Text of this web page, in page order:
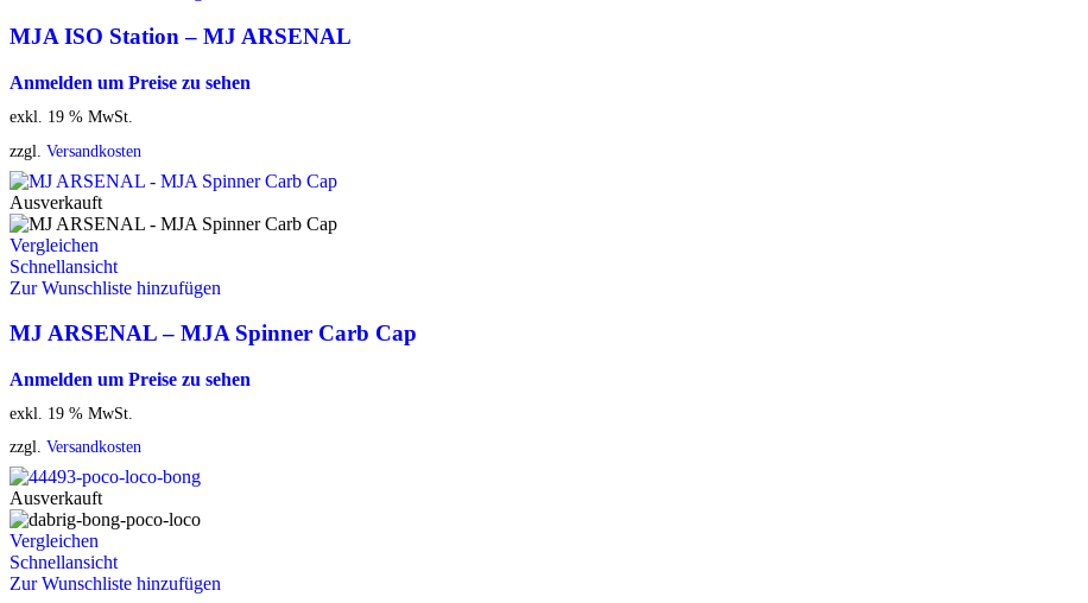
MJA ISO Station – MJ ARSENAL
Anmelden um Preise zu sehen
exkl. 19 % MwSt.
zzgl. Versandkosten
Ausverkauft
Vergleichen
Schnellansicht
Zur Wunschliste hinzufügen
MJ ARSENAL – MJA Spinner Carb Cap
Anmelden um Preise zu sehen
exkl. 19 % MwSt.
zzgl. Versandkosten
Ausverkauft
Vergleichen
Schnellansicht
Zur Wunschliste hinzufügen